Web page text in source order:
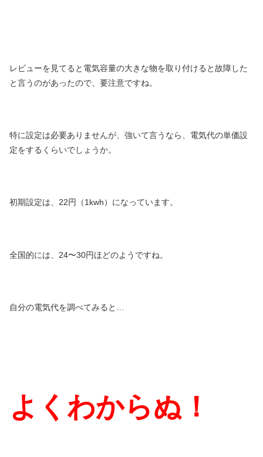
レビューを見てると電気容量の大きな物を取り付けると故障した
と言うのがあったので、要注意ですね。
特に設定は必要ありませんが、強いて言うなら、電気代の単価設
定をするくらいでしょうか。
初期設定は、22円（1kwh）になっています。
全国的には、24〜30円ほどのようですね。
自分の電気代を調べてみると…
よくわからぬ！